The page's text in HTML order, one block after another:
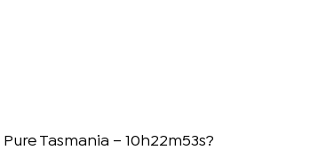
Tasmania – 10h22m53s?